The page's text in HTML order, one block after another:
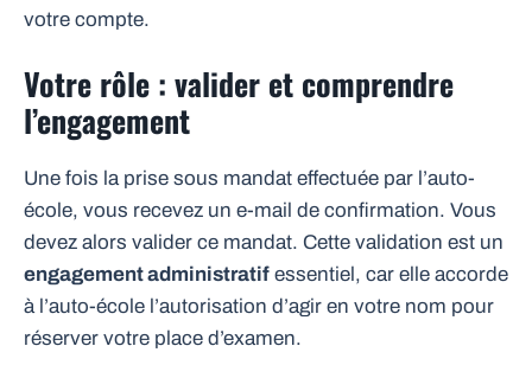
votre compte.
Votre rôle : valider et comprendre
l’engagement
Une fois la prise sous mandat effectuée par l’auto-
école, vous recevez un e-mail de confirmation. Vous
devez alors valider ce mandat. Cette validation est un
engagement administratif essentiel, car elle accorde
à l’auto-école l’autorisation d’agir en votre nom pour
réserver votre place d’examen.